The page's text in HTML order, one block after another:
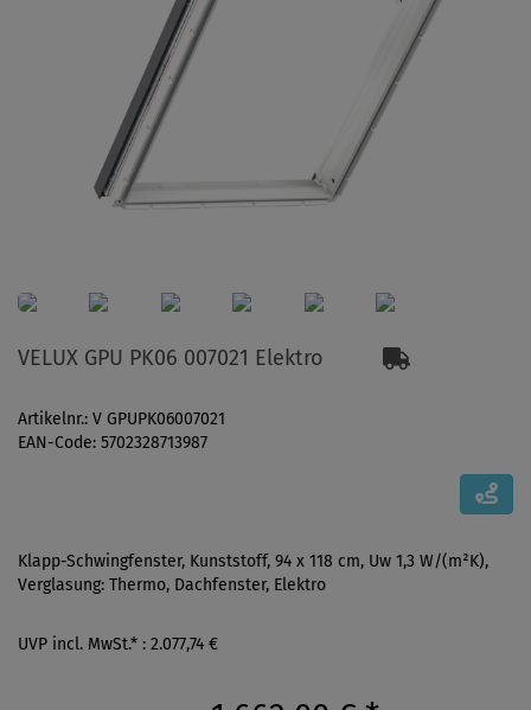
VELUX GPU PK06 007021 Elektro
Artikelnr.: V GPUPK06007021
EAN-Code: 5702328713987
Klapp-Schwingfenster, Kunststoff, 94 x 118 cm, Uw 1,3 W/(m²K),
Verglasung: Thermo, Dachfenster, Elektro
UVP incl. MwSt.* : 2.077,74 €